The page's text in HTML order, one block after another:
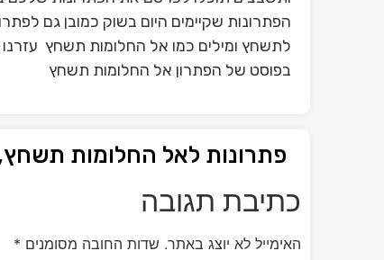
הפתרונות שקיימים היום בשוק כמובן גם
לתשחץ ומילים כמו אל החלומות תשחץ
בפוסט של הפתרון אל החלומות תשחץ
פתרונות לאל החלומות
כתיבת תגובה
האימייל לא יוצג באתר. שדות החובה מסומנים *